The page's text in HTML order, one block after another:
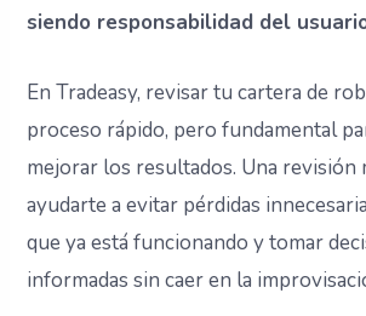
siendo responsabilidad del
En Tradeasy, revisar tu cartera de
proceso rápido, pero fundamental
mejorar los resultados. Una revisión
ayudarte a evitar pérdidas
que ya está funcionando y tomar
informadas sin caer en la